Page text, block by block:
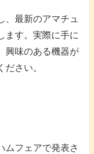
、最新のアマチュ
ます。実際に手に
興味のある機器が
さい。
ムフェアで発表さ